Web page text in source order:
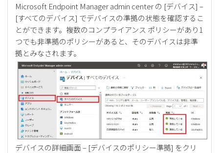
Microsoft Endpoint Manager admin center の [デバイス] –
[すべてのデバイス] でデバイスの準拠の状態を確認するこ
とができます。複数のコンプライアンス ポリシーがあり1
つでも非準拠のポリシーがあると、そのデバイスは非準
拠とみなされます。
デバイスの詳細画面 – [デバイスのポリシー準拠] をクリ